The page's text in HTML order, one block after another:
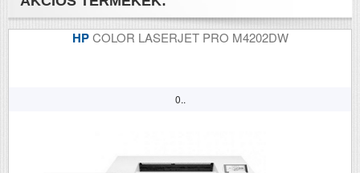
HPCOLOR LASERJET PRO M4202DW
0..